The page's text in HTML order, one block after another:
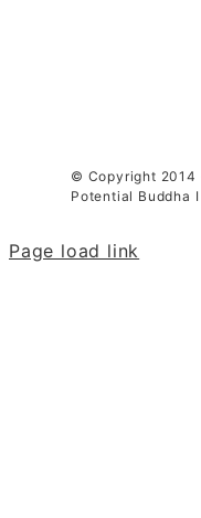
© Copyright 2014
Potential Buddha
Page load link